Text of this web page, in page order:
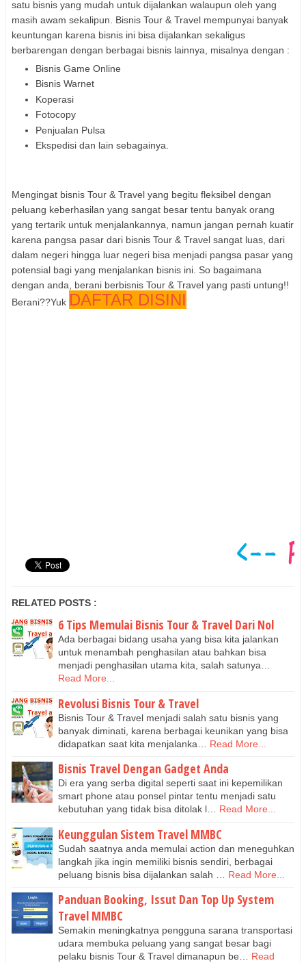
satu bisnis yang mudah untuk dijalankan walaupun oleh yang
masih awam sekalipun. Bisnis Tour & Travel mempunyai banyak
keuntungan karena bisnis ini bisa dijalankan sekaligus
berbarengan dengan berbagai bisnis lainnya, misalnya dengan :
Bisnis Game Online
Bisnis Warnet
Koperasi
Fotocopy
Penjualan Pulsa
Ekspedisi dan lain sebagainya.
Mengingat bisnis Tour & Travel yang begitu fleksibel dengan
peluang keberhasilan yang sangat besar tentu banyak orang
yang tertarik untuk menjalankannya, namun jangan pernah kuatir
karena pangsa pasar dari bisnis Tour & Travel sangat luas, dari
dalam negeri hingga luar negeri bisa menjadi pangsa pasar yang
potensial bagi yang menjalankan bisnis ini. So bagaimana
dengan anda, berani berbisnis Tour & Travel yang pasti untung!!
Berani??Yuk DAFTAR DISINI
RELATED POSTS :
6 Tips Memulai Bisnis Tour & Travel Dari Nol
Ada berbagai bidang usaha yang bisa kita jalankan
untuk menambah penghasilan atau bahkan bisa
menjadi penghasilan utama kita, salah satunya…
Read More...
Revolusi Bisnis Tour & Travel
Bisnis Tour & Travel menjadi salah satu bisnis yang
banyak diminati, karena berbagai keunikan yang bisa
didapatkan saat kita menjalanka…
Read More...
Bisnis Travel Dengan Gadget Anda
Di era yang serba digital seperti saat ini kepemilikan
smart phone atau ponsel pintar tentu menjadi satu
kebutuhan yang tidak bisa ditolak l…
Read More...
Keunggulan Sistem Travel MMBC
Sudah saatnya anda memulai action dan meneguhkan
langkah jika ingin memiliki bisnis sendiri, berbagai
peluang bisnis bisa dijalankan salah …
Read More...
Panduan Booking, Issut Dan Top Up System
Travel MMBC
Semakin meningkatnya pengguna sarana transportasi
udara membuka peluang yang sangat besar bagi
pelaku bisnis Tour & Travel dimanapun be…
Read